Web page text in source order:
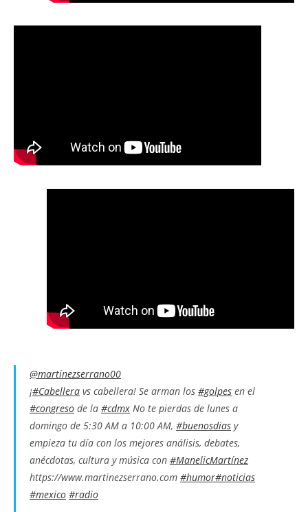
@martinezserrano00
¡#Cabellera vs cabellera! Se arman los #golpes en el
#congreso de la #cdmx No te pierdas de lunes a
domingo de 5:30 AM a 10:00 AM, #buenosdias y
empieza tu día con los mejores análisis, debates,
anécdotas, cultura y música con #ManelicMartínez
https://www.martinezserrano.com #humor#noticias
#mexico #radio